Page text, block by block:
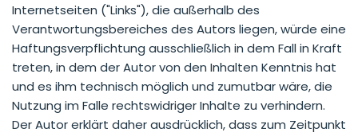
Internetseiten ("Links"), die außerhalb des
Verantwortungsbereiches des Autors liegen, würde eine
Haftungsverpflichtung ausschließlich in dem Fall in Kraft
treten, in dem der Autor von den Inhalten Kenntnis hat
und es ihm technisch möglich und zumutbar wäre, die
Nutzung im Falle rechtswidriger Inhalte zu verhindern.
Der Autor erklärt daher ausdrücklich, dass zum Zeitpunkt